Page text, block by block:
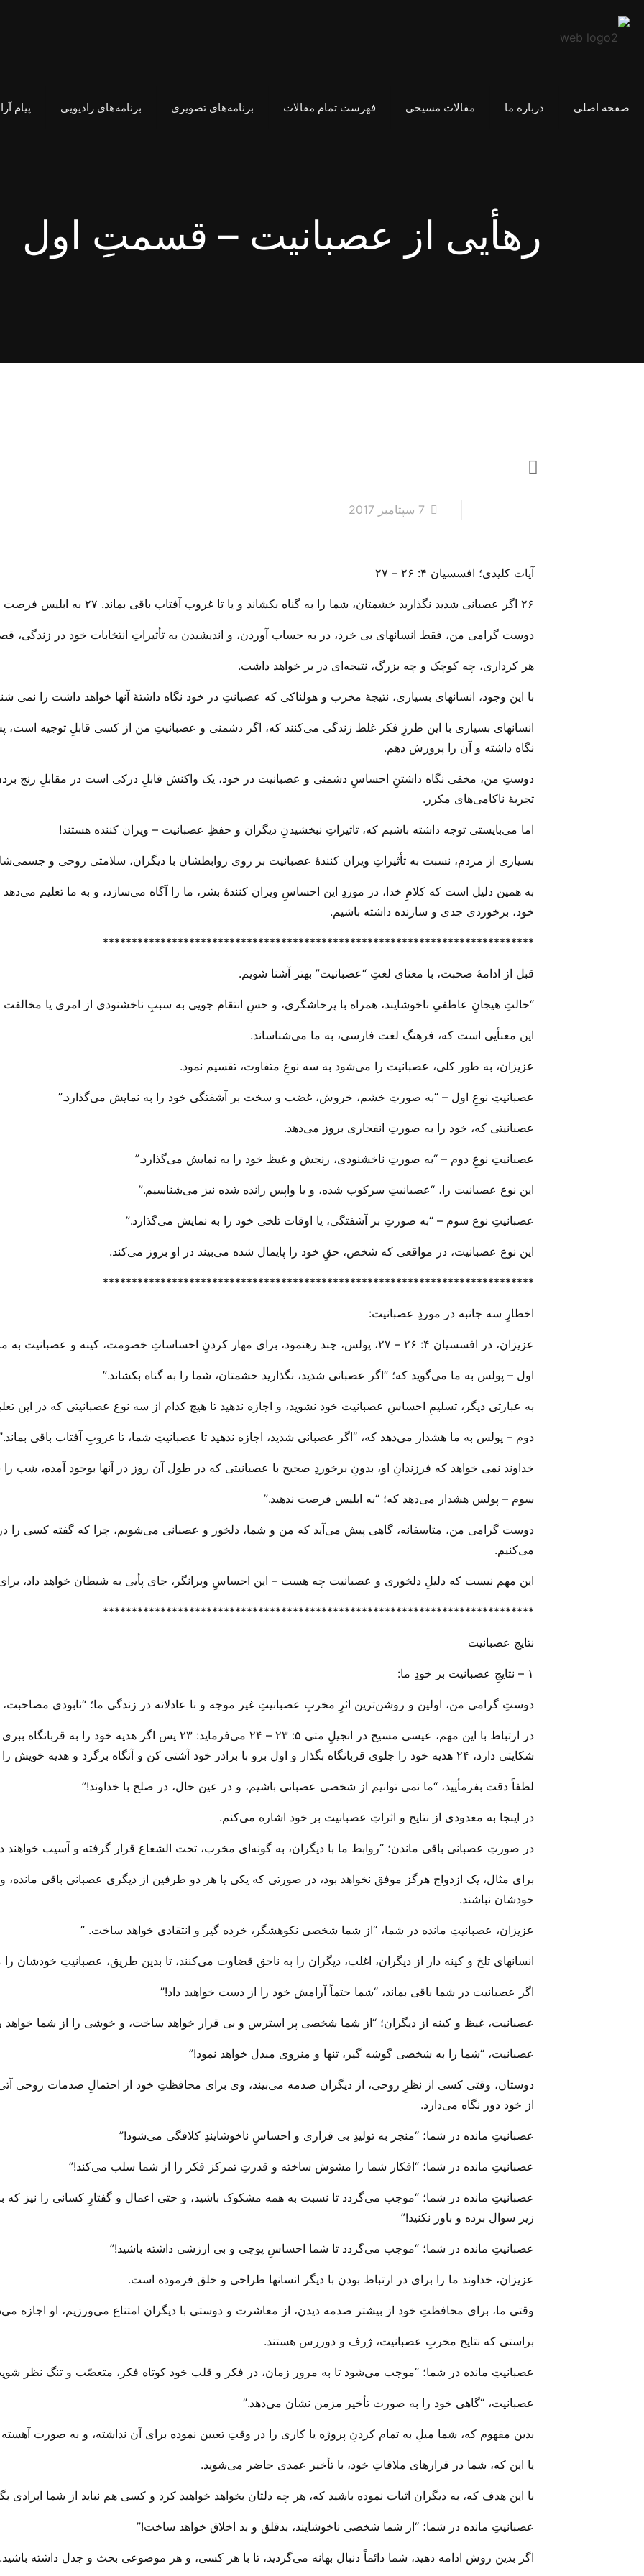
صفحه اصلی درباره ما مقالات مسیحی فهرست تمام مقالات برنامه‌های تصویری برنامه‌های رادیویی پیام
رهأیی از عصبانیت – قسمتِ اول
7 سپتامبر 2017
آیات کلیدی؛ افسسیان ۴: ۲۶ – ۲۷
۲۶ اگر عصبانی شدید نگذارید خشمتان، شما را به گناه بکشاند و یا تا غروب آفتاب باقی بماند‌. ۲۷ به ابلیس فرصت ندهید‌. آمین!
دوست گرامی من، فقط انسانهای بی‌ خرد، در به حساب آوردن، و اندیشیدن به تأثیراتِ انتخابات خود در زندگی،
هر کرداری، چه کوچک و چه بزرگ، نتیجه‌ای در بر خواهد داشت.
با این وجود، انسانهای بسیاری، نتیجهٔ مخرب و هولناکی که عصبانتِ در خود نگاه داشتهٔ آنها خواهد داشت را نمی
انسانهای بسیاری با این طرزِ فکر غلط زندگی می‌‌کنند که، اگر دشمنی و عصبانیتِ من از کسی قابلِ توجیه
نگاه داشته و آن را پرورش دهم.
دوستِ من، مخفی نگاه داشتنِ احساسِ دشمنی و عصبانیت در خود، یک واکنش قابلِ درکی است در مقابلِ رنج بردن،
تجربهٔ ناکامی‌های مکرر.
اما می‌‌بایستی توجه داشته باشیم که، تاثیراتِ نبخشیدنِ دیگران و حفظِ عصبانیت – ویران کننده هستند!
بسیاری از مردم، نسبت به تأثیراتِ ویران کنندهٔ عصبانیت بر روی روابطشان با دیگران، سلامتی روحی و
به همین دلیل است که کلامِ خدا، در موردِ این احساسِ ویران کنندهٔ بشر، ما را آگاه می‌‌سازد، و به ما تعلیم
خود، برخوردی جدی و سازنده داشته باشیم.
***************************************************************************
قبل از ادامهٔ صحبت، با معنای لغتِ “عصبانیت” بهتر آشنا شویم.
“حالتِ هیجانِ عاطفیِ ناخوشایند، همراه با پرخاشگری، و حسِ انتقام جویی به سببِ ناخشنودی از امری یا
این معنأیی است که، فرهنگِ لغت فارسی، به ما می‌‌شناساند.
عزیزان، به طور کلی، عصبانیت را می‌‌شود به سه‌ نوعِ متفاوت، تقسیم نمود.
عصبانیتِ نوعِ اول – “به صورتِ خشم، خروش، غضب و سخت بر آشفتگی خود را به نمایش می‌‌گذارد.”
عصبانیتی که، خود را به صورتِ انفجاری بروز می‌‌دهد.
عصبانیتِ نوعِ دوم – “به صورتِ ناخشنودی، رنجش و غیظ خود را به نمایش می‌‌گذارد.”
این نوع عصبانیت را، “عصبانیتِ سرکوب شده، و یا واپس رانده شده نیز می‌‌شناسیم.”
عصبانیتِ نوع سوم – “به صورتِ بر آشفتگی، یا اوقات تلخی خود را به نمایش می‌‌گذارد.”
این نوع عصبانیت، در مواقعی که شخص، حقِ خود را پایمال شده می‌‌بیند در او بروز می‌‌کند.
***************************************************************************
اخطارِ سه جانبه در موردِ عصبانیت:
عزیزان، در افسسیان ۴: ۲۶ – ۲۷، پولس، چند رهنمود، برای مهار کردنِ احساساتِ خصومت، کینه و عصبانیت به ما می‌‌آموزد.
اول – پولس به ما می‌‌گوید که؛ “اگر عصبانی شدید، نگذارید خشمتان، شما را به گناه بکشاند.”
به عبارتی دیگر، تسلیمِ احساسِ عصبانیت خود نشوید، و اجازه ندهید تا هیچ کدام از سه نوع عصبانیتی که در این
دوم – پولس به ما هشدار می‌‌دهد که، “اگر عصبانی شدید، اجازه ندهید تا عصبانیتِ شما، تا غروبِ آفتاب باقی
خداوند نمی خواهد که فرزندانِ او، بدونِ برخوردِ صحیح با عصبانیتی که در طول آن روز در آنها بوجود آمده، شب
سوم – پولس هشدار می‌‌دهد که؛ “به ابلیس فرصت ندهید.”
دوست گرامی من، متاسفانه، گاهی پیش می‌‌آید که من و شما، دلخور و عصبانی می‌‌شویم، چرا که گفته کسی را
می‌‌کنیم.
این مهم نیست که دلیلِ دلخوری و عصبانیت چه هست – این احساسِ ویرانگر، جای پأیی به شیطان خواهد داد،
***************************************************************************
نتایج عصبانیت
۱ – نتایجِ عصبانیت بر خودِ ما:
دوستِ گرامی من، اولین و روشن‌ترین اثرِ مخربِ عصبانیتِ غیر موجه و نا عادلانه در زندگی ما؛ “نابودی
در ارتباط با این مهم، عیسی مسیح در انجیلِ متی ۵: ۲۳ – ۲۴ می‌‌فرماید:
شکایتی دارد، ۲۴ هدیه خود را جلوی قربانگاه بگذار و اول برو با برادر خود آشتی کن و آنگاه برگرد و هدیه خویش را تقدیم کن‌. آمین!
لطفاً دقت بفرمأیید، “ما نمی توانیم از شخصی عصبانی باشیم، و در عین حال، در صلح با خداوند!”
در اینجا به معدودی از نتایج و اثراتِ عصبانیت بر خود اشاره می‌‌کنم.
در صورتِ عصبانی باقی ماندن؛ “روابط ما با دیگران، به گونه‌ای مخرب، تحت الشعاع قرار گرفته و آسیب خواهند
برای مثال، یک ازدواج هرگز موفق نخواهد بود، در صورتی که یکی یا هر دو طرفین از دیگری عصبانی باقی مانده،
خودشان نباشند.
عزیزان، عصبانیتِ مانده در شما، “از شما شخصی نکوهشگر، خرده گیر و انتقادی خواهد ساخت. ”
انسانهای تلخ و کینه دار از دیگران، اغلب، دیگران را به ناحق قضاوت می‌‌کنند، تا بدین طریق، عصبانیتِ خودشان
اگر عصبانیت در شما باقی بماند، “شما حتماً آرامش خود را از دست خواهید داد!”
عصبانیت، غیظ و کینه از دیگران؛ “از شما شخصی پر استرس و بی‌ قرار خواهد ساخت، و خوشی را از شما خواهد
عصبانیت، “شما را به شخصی گوشه گیر، تنها و منزوی مبدل خواهد نمود!”
دوستان، وقتی کسی از نظرِ روحی، از دیگران صدمه می‌‌بیند، وی برای محافظتِ خود از احتمالِ صدمات روحی آتی،
از خود دور نگاه می‌‌دارد.
عصبانیتِ مانده در شما؛ “منجر به تولیدِ بی‌ قراری و احساسِ ناخوشایندِ کلافگی می‌‌شود!”
عصبانیتِ مانده در شما؛ “افکار شما را مشوش ساخته و قدرتِ تمرکز فکر را از شما سلب می‌‌کند!”
عصبانیتِ مانده در شما؛ “موجب می‌‌گردد تا نسبت به همه مشکوک باشید، و حتی اعمال و گفتارِ کسانی را نیز
زیر سوال برده و باور نکنید!”
عصبانیتِ مانده در شما؛ “موجب می‌‌گردد تا شما احساسِ پوچی و بی‌ ارزشی داشته باشید!”
عزیزان، خداوند ما را برای در ارتباط بودن با دیگر انسانها طراحی و خلق فرموده است.
وقتی ما، برای محافظتِ خود از بیشتر صدمه دیدن، از معاشرت و دوستی با دیگران امتناع می‌‌ورزیم، او اجازه
براستی که نتایج مخربِ عصبانیت، ژرف و دوررس هستند.
عصبانیتِ مانده در شما؛ “موجب می‌‌شود تا به مرور زمان، در فکر و قلب خود کوتاه فکر، متعصّب و تنگ نظر
عصبانیت، “گاهی خود را به صورت تأخیر مزمن نشان می‌‌دهد.”
بدین مفهوم که، شما میلِ به تمام کردنِ پروژه یا کاری را در وقتِ تعیین نموده برای آن‌ نداشته، و به صورت
یا این که، شما در قرار‌های ملاقاتِ خود، با تأخیر عمدی حاضر می‌‌شوید.
با این هدف که، به دیگران اثبات نموده باشید که، هر چه دلتان بخواهد خواهید کرد و کسی هم نباید از شما ایرادی
عصبانیتِ مانده در شما؛ “از شما شخصی ناخوشایند، بدقلق و بد اخلاق خواهد ساخت!”
اگر بدین روش ادامه دهید، شما دائماً دنبال بهانه می‌‌گردید، تا با هر کسی، و هر موضوعی بحث و جدل داشته باشید.